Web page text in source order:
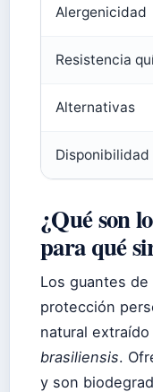
Alergenicidad
Resistencia
Alternativas
Disponibilidad
¿Qué son
para qué
Los guantes
protección
natural
brasiliensis.
y son